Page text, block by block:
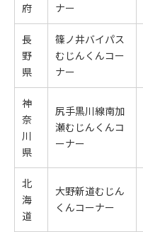
府
ナー
長
野
県
篠ノ井バイパス
むじんくんコー
ナー
神
奈
川
県
尻手黒川線南加
瀬むじんくんコ
ーナー
北
海
道
大野新道むじん
くんコーナー